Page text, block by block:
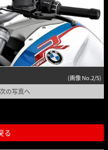
(画像 No.2/5)
の写真へ
る